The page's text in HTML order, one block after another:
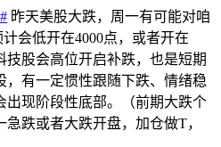
昨天美股大跌，周一有可能对咱
会低开在4000点，或者开在
技股会高位开启补跌，也是短期
，有一定惯性跟随下跌、情绪稳
出现阶段性底部。（前期大跌个
跌或者大跌开盘，加仓做T，